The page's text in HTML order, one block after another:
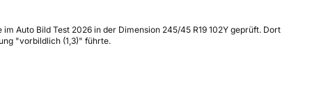
Auto Bild Test 2026 in der Dimension 245/45 R19 102Y geprüft. Dort
"vorbildlich (1,3)" führte.